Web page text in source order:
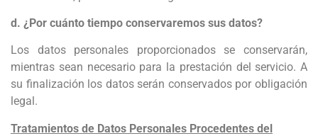
d. ¿Por cuánto tiempo conservaremos sus datos?
Los datos personales proporcionados se conservarán,
mientras sean necesario para la prestación del servicio. A
su finalización los datos serán conservados por obligación
legal.
Tratamientos de Datos Personales Procedentes del